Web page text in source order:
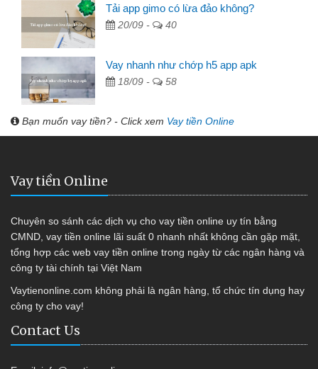
Tải app gimo có lừa đảo không?
20/09 - 40
Vay nhanh như chớp h5 app apk
18/09 - 58
Bạn muốn vay tiền? - Click xem Vay tiền Online
Vay tiền Online
Chuyên so sánh các dịch vụ cho vay tiền online uy tín bằng
CMND, vay tiền online lãi suất 0 nhanh nhất không cần gặp mặt,
tổng hợp các web vay tiền online trong ngày từ các ngân hàng và
công ty tài chính tại Việt Nam
Vaytienonline.com không phải là ngân hàng, tổ chức tín dụng hay
công ty cho vay!
Contact Us